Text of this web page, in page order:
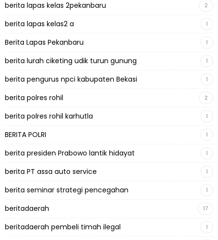
berita lapas kelas 2pekanbaru 2
berita lapas kelas2 a 1
Berita Lapas Pekanbaru 1
berita lurah ciketing udik turun gunung 1
berita pengurus npci kabupaten Bekasi 1
berita polres rohil 2
berita polres rohil karhutla 1
BERITA POLRI 1
berita presiden Prabowo lantik hidayat 1
berita PT assa auto service 1
berita seminar strategi pencegahan 1
beritadaerah 17
beritadaerah pembeli timah ilegal 1